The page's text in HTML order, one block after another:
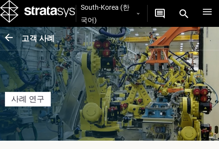
South-Korea (한
국어)
고객 사례
사례 연구